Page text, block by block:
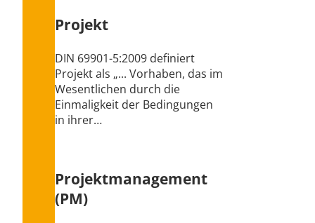
Projekt
DIN 69901-5:2009 definiert
Projekt als „... Vorhaben, das im
Wesentlichen durch die
Einmaligkeit der Bedingungen
in ihrer…
Projektmanagement
(PM)